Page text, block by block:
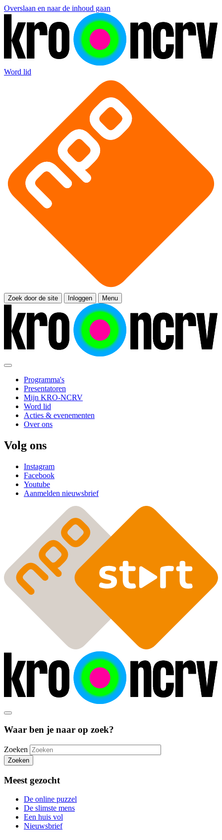
Overslaan en naar de inhoud gaan
Word lid
Zoek door de site Inloggen Menu
Programma's
Presentatoren
Mijn KRO-NCRV
Word lid
Acties & evenementen
Over ons
Volg ons
Instagram
Facebook
Youtube
Aanmelden nieuwsbrief
Waar ben je naar op zoek?
Zoeken
Zoeken
Meest gezocht
De online puzzel
De slimste mens
Een huis vol
Nieuwsbrief